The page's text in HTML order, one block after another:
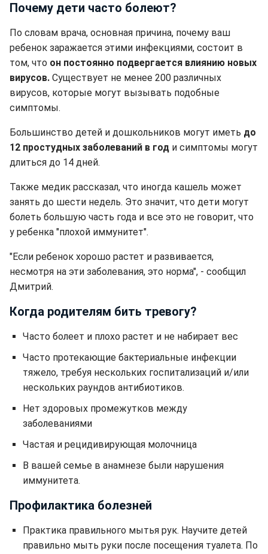
Почему дети часто болеют?
По словам врача, основная причина, почему ваш
ребенок заражается этими инфекциями, состоит в
том, что он постоянно подвергается влиянию новых
вирусов. Существует не менее 200 различных
вирусов, которые могут вызывать подобные
симптомы.
Большинство детей и дошкольников могут иметь до
12 простудных заболеваний в год и симптомы могут
длиться до 14 дней.
Также медик рассказал, что иногда кашель может
занять до шести недель. Это значит, что дети могут
болеть большую часть года и все это не говорит, что
у ребенка "плохой иммунитет".
"Если ребенок хорошо растет и развивается,
несмотря на эти заболевания, это норма", - сообщил
Дмитрий.
Когда родителям бить тревогу?
Часто болеет и плохо растет и не набирает вес
Часто протекающие бактериальные инфекции
тяжело, требуя нескольких госпитализаций и/или
нескольких раундов антибиотиков.
Нет здоровых промежутков между
заболеваниями
Частая и рецидивирующая молочница
В вашей семье в анамнезе были нарушения
иммунитета.
Профилактика болезней
Практика правильного мытья рук. Научите детей
правильно мыть руки после посещения туалета. По